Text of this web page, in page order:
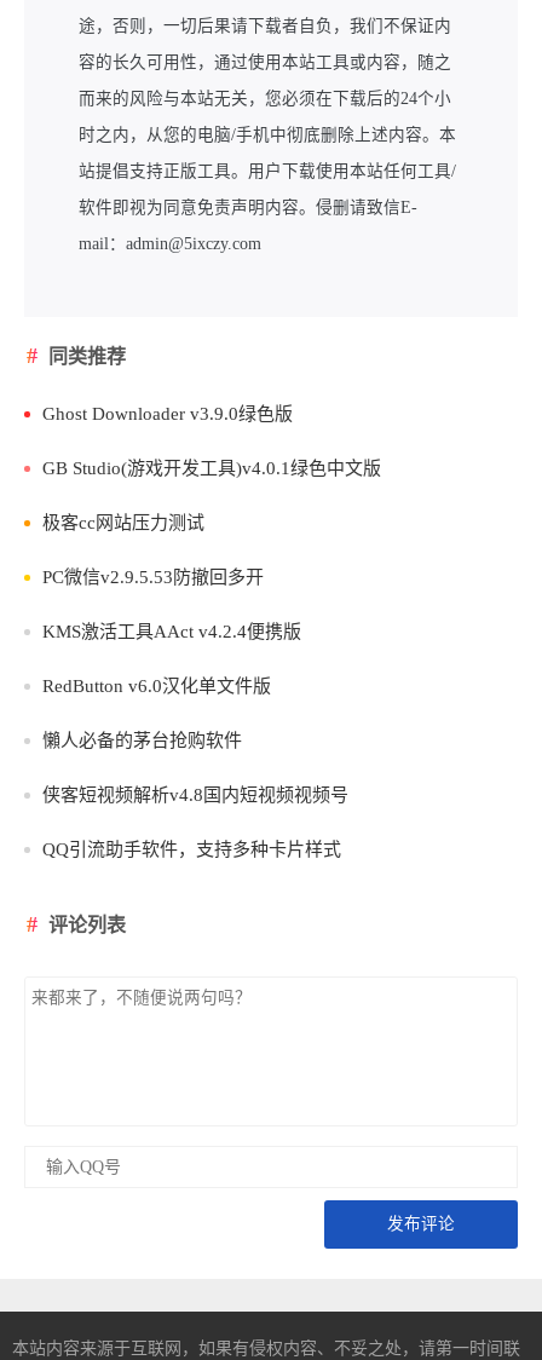
途，否则，一切后果请下载者自负，我们不保证内
容的长久可用性，通过使用本站工具或内容，随之
而来的风险与本站无关，您必须在下载后的24个小
时之内，从您的电脑/手机中彻底删除上述内容。本
站提倡支持正版工具。用户下载使用本站任何工具/
软件即视为同意免责声明内容。侵删请致信E-
mail：admin@5ixczy.com
同类推荐
Ghost Downloader v3.9.0绿色版
GB Studio(游戏开发工具)v4.0.1绿色中文版
极客cc网站压力测试
PC微信v2.9.5.53防撤回多开
KMS激活工具AAct v4.2.4便携版
RedButton v6.0汉化单文件版
懶人必备的茅台抢购软件
侠客短视频解析v4.8国内短视频视频号
QQ引流助手软件，支持多种卡片样式
评论列表
发布评论
本站内容来源于互联网，如果有侵权内容、不妥之处，请第一时间联